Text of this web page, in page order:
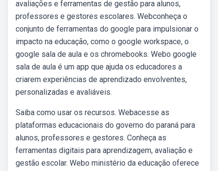
avaliações e ferramentas de gestão para alunos,
professores e gestores escolares. Webconheça o
conjunto de ferramentas do google para impulsionar o
impacto na educação, como o google workspace, o
google sala de aula e os chromebooks. Webo google
sala de aula é um app que ajuda os educadores a
criarem experiências de aprendizado envolventes,
personalizadas e avaliáveis.
Saiba como usar os recursos. Webacesse as
plataformas educacionais do governo do paraná para
alunos, professores e gestores. Conheça as
ferramentas digitais para aprendizagem, avaliação e
gestão escolar. Webo ministério da educação oferece